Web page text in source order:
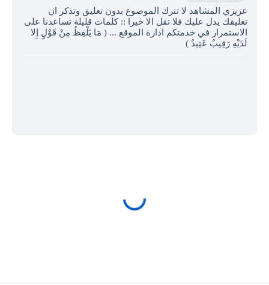
عزيزي المشاهد لا تترك الموضوع بدون تعليق وتذكر ان
تعليقك يدل عليك فلا تقل الا خيرا :: كلمات قليلة تساعدنا على
الاستمرار في خدمتكم ادارة الموقع ... ( مَا يَلْفِظُ مِنْ قَوْلٍ إِلا
لَدَيْهِ رَقِيبٌ عَتِيدٌ )